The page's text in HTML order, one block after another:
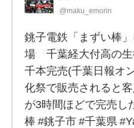
@maku_emorin
銚子電鉄「まずい棒
場 千葉経大付高の
千本完売(千葉日報オ
化祭で販売されると
が3時間ほどで完売し
棒 #銚子市 #千葉県